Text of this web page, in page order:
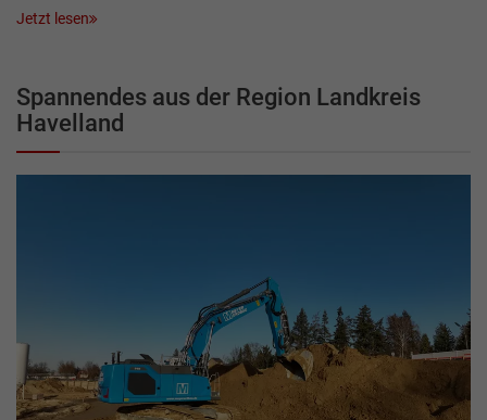
Jetzt lesen
Spannendes aus der Region Landkreis
Havelland